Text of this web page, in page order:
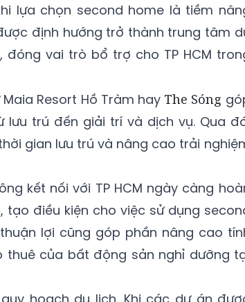
lựa chọn second home là tiềm
định hướng trở thành trung tâm
đóng vai trò bổ trợ cho TP HCM
Resort Hồ Tràm hay The Sóng
lưu trú đến giải trí và dịch vụ. Qua
gian lưu trú và nâng cao trải
kết nối với TP HCM ngày càng
điều kiện cho việc sử dụng
lợi cũng góp phần nâng cao
thuê của bất động sản nghỉ dưỡng
hoạch du lịch. Khi các dự án